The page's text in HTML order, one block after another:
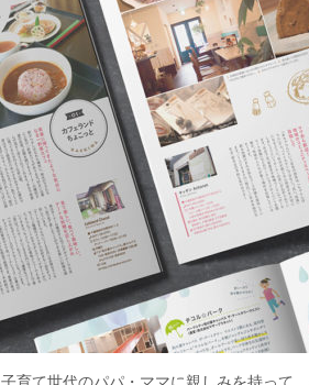
子育て世代のパパ・ママに親しみを持って